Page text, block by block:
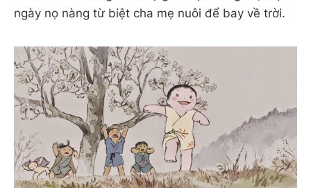
ngày nọ nàng từ biệt cha mẹ nuôi để bay về trời.